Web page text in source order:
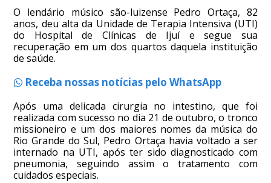
O lendário músico são-luizense Pedro Ortaça, 82
anos, deu alta da Unidade de Terapia Intensiva (UTI)
do Hospital de Clínicas de Ijuí e segue sua
recuperação em um dos quartos daquela instituição
de saúde.
Receba nossas notícias pelo WhatsApp
Após uma delicada cirurgia no intestino, que foi
realizada com sucesso no dia 21 de outubro, o tronco
missioneiro e um dos maiores nomes da música do
Rio Grande do Sul, Pedro Ortaça havia voltado a ser
internado na UTI, após ter sido diagnosticado com
pneumonia, seguindo assim o tratamento com
cuidados especiais.